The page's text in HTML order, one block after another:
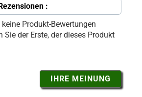
:
Produkt-Bewertungen
Sie der Erste, der dieses Produkt
IHRE MEINUNG